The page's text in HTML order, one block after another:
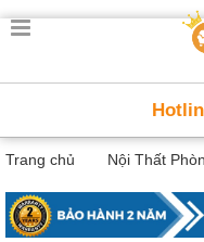
Trang
Thông
Minh
thất
thông
minh
Trang chủ Nội Thất